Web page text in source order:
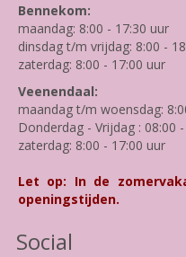
Bennekom:
maandag: 8:00 - 17:30 uur
dinsdag t/m vrijdag: 8:00 -
zaterdag: 8:00 - 17:00 uur
Veenendaal:
maandag t/m woensdag:
Donderdag - Vrijdag : 08:00
zaterdag: 8:00 - 17:00 uur
Let op: In de
openingstijden.
Social